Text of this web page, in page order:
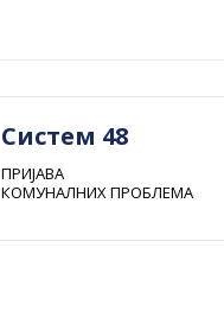
Систем 48
ПРИЈАВА
КОМУНАЛНИХ ПРОБЛЕМА